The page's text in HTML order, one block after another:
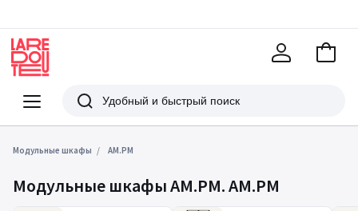
Меню
Redoute
Поиск
В
Модульные шкафы AM.PM
Модульные шкафы AM.PM. AM.PM